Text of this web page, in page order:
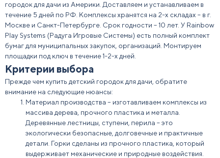
городок для дачи из Америки. Доставляем и устанавливаем в
течение 5 дней по РФ. Комплексы хранятся на 2-х складах – в г.
Москве и Санкт-Петербурге. Срок годности – 10 лет. У Rainbow
Play Systems (Радуга Игровые Системы) есть полный комплект
бумаг для муниципальных закупок, организаций. Монтируем
площадки под ключ в течение 1-2-х дней.
Критерии выбора
Прежде чем купить детский городок для дачи, обратите
внимание на следующие нюансы:
Материал производства – изготавливаем комплексы из
массива дерева, прочного пластика и металла.
Деревянные лестницы, ступени, перила – это
экологически безопасные, долговечные и практичные
детали. Горки сделаны из прочного пластика, который
выдерживает механические и природные воздействия.